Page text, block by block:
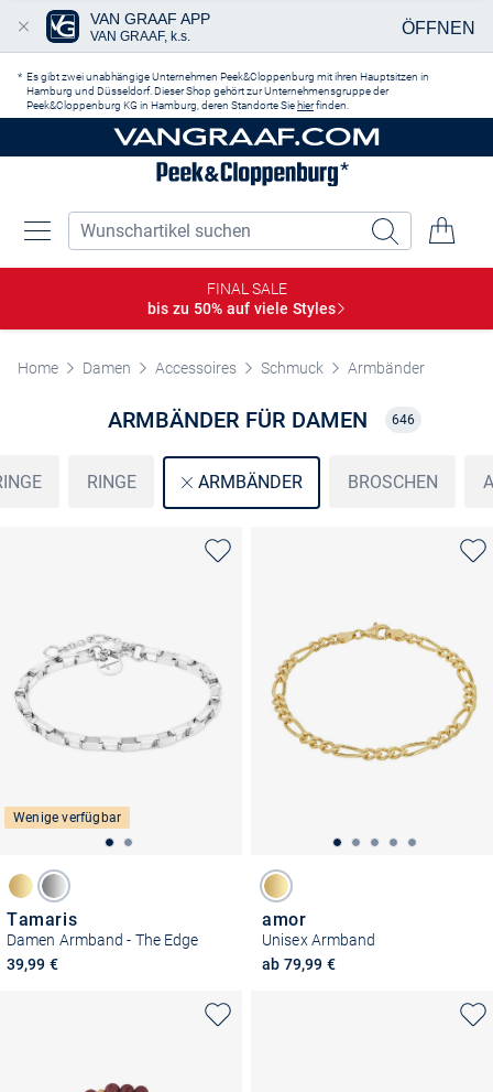
Es gibt zwei unabhängige Unternehmen Peek&Cloppenburg mit ihren Hauptsitzen in
Hamburg und Düsseldorf. Dieser Shop gehört zur Unternehmensgruppe der
Peek&Cloppenburg KG in Hamburg, deren Standorte Sie hierfinden.
FINAL SALE
bis zu 50% auf viele Styles
Home Damen Accessoires Schmuck Armbänder
ARMBÄNDER FÜR DAMEN 646
RINGE ARMBÄNDER BROSCHEN
Wenige verfügbar
Tamaris
Damen Armband - The Edge
39,99 €
amor
Unisex Armband
ab 79,99 €
VAN GRAAF APP
VAN GRAAF, k.s. ÖFFNEN